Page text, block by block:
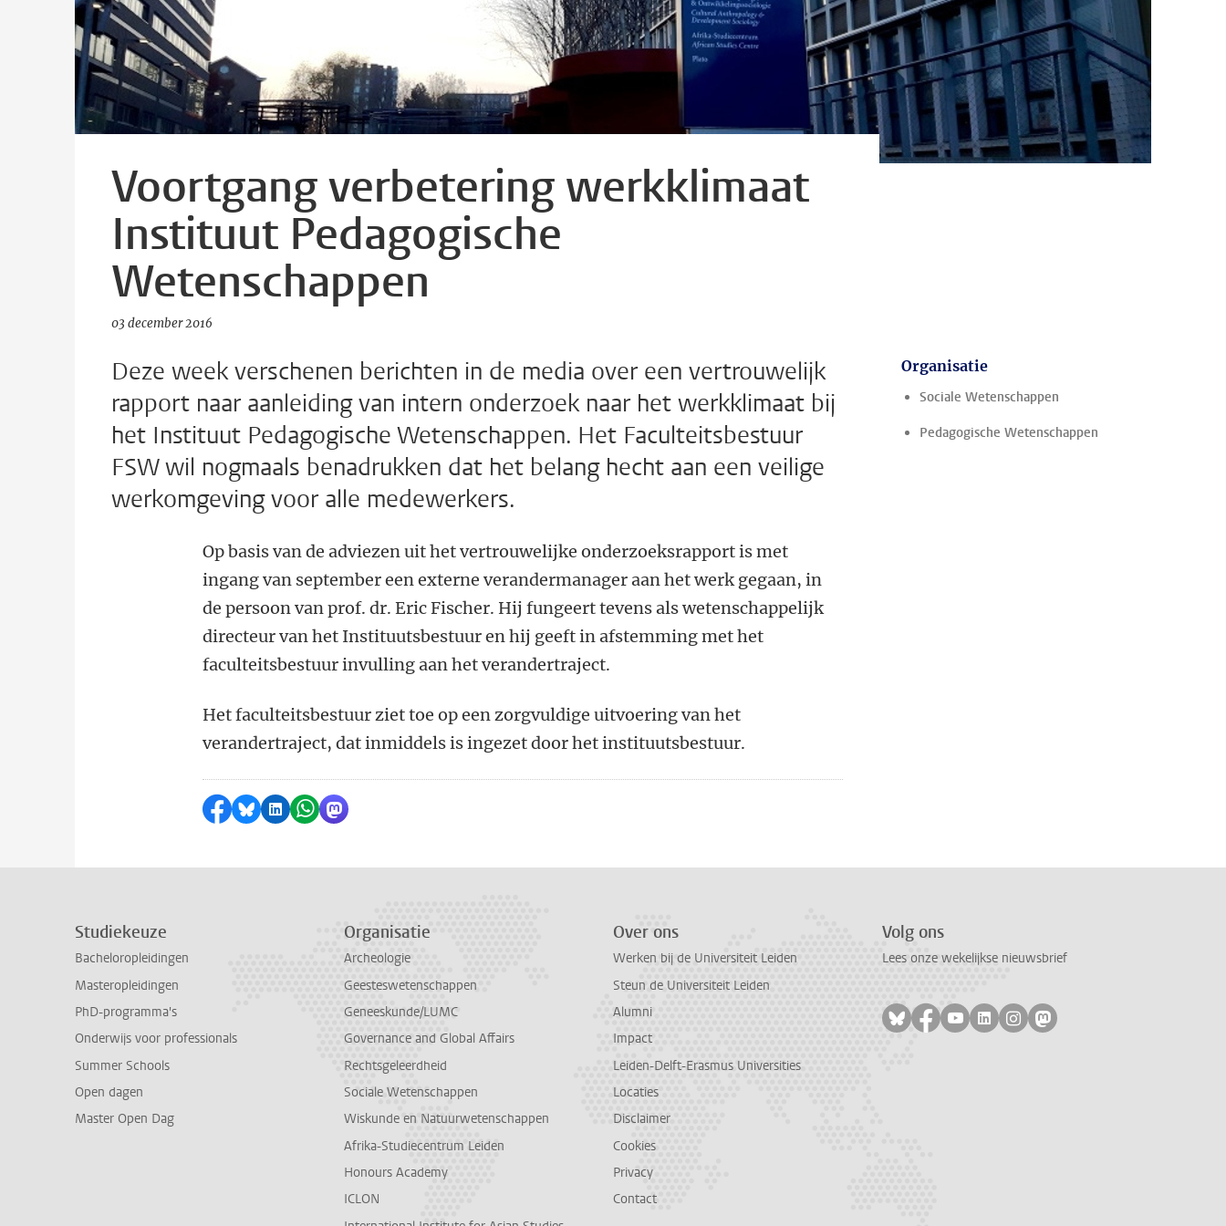
Voortgang verbetering werkklimaat
Instituut Pedagogische
Wetenschappen
03 december 2016
Deze week verschenen berichten in de media over een vertrouwelijk
rapport naar aanleiding van intern onderzoek naar het werkklimaat bij
het Instituut Pedagogische Wetenschappen. Het Faculteitsbestuur
FSW wil nogmaals benadrukken dat het belang hecht aan een veilige
werkomgeving voor alle medewerkers.
Op basis van de adviezen uit het vertrouwelijke onderzoeksrapport is met
ingang van september een externe verandermanager aan het werk gegaan, in
de persoon van prof. dr. Eric Fischer. Hij fungeert tevens als wetenschappelijk
directeur van het Instituutsbestuur en hij geeft in afstemming met het
faculteitsbestuur invulling aan het verandertraject.
Het faculteitsbestuur ziet toe op een zorgvuldige uitvoering van het
verandertraject, dat inmiddels is ingezet door het instituutsbestuur.
Delen op Facebook
Delen via Bluesky
Delen op LinkedIn
Delen via WhatsApp
Delen via Mastodon
Organisatie
Sociale Wetenschappen
Pedagogische Wetenschappen
Studiekeuze
Bacheloropleidingen
Masteropleidingen
PhD-programma's
Onderwijs voor professionals
Summer Schools
Open dagen
Master Open Dag
Organisatie
Archeologie
Geesteswetenschappen
Geneeskunde/LUMC
Governance and Global Affairs
Rechtsgeleerdheid
Sociale Wetenschappen
Wiskunde en Natuurwetenschappen
Afrika-Studiecentrum Leiden
Honours Academy
ICLON
Over ons
Werken bij de Universiteit Leiden
Steun de Universiteit Leiden
Alumni
Impact
Leiden-Delft-Erasmus Universities
Locaties
Disclaimer
Cookies
Privacy
Contact
Volg ons
Lees onze wekelijkse nieuwsbrief
Volg ons op bluesky
Volg ons op facebook
Volg ons op youtube
Volg ons op linkedin
Volg ons op instagram
Volg ons op mastodon